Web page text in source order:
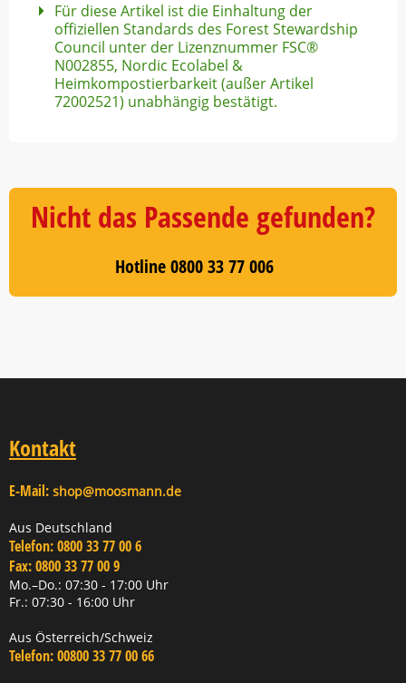
Für diese Artikel ist die Einhaltung der
offiziellen Standards des Forest Stewardship
Council unter der Lizenznummer FSC®
N002855, Nordic Ecolabel &
Heimkompostierbarkeit (außer Artikel
72002521) unabhängig bestätigt.
Nicht das Passende gefunden?
Hotline 0800 33 77 006
Kontakt
E-Mail: shop@moosmann.de
Aus Deutschland
Telefon:0800 33 77 00 6
Fax:0800 33 77 00 9
Mo.–Do.: 07:30 - 17:00 Uhr
Fr.: 07:30 - 16:00 Uhr
Aus Österreich/Schweiz
Telefon:00800 33 77 00 66